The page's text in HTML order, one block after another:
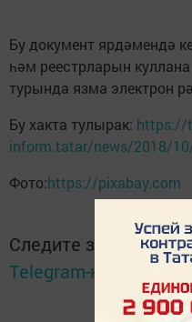
Бу документ ярдәмендә
һәм реестрларын
турында язма электрон
Бу хакта тулырак: https://
inform.tatar/news/2018/
Фото:https://pixabay.com
Следите за самым
Telegram-канале